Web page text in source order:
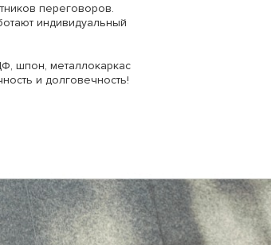
переговоров.
индивидуальный
шпон, металлокаркас
и долговечность!